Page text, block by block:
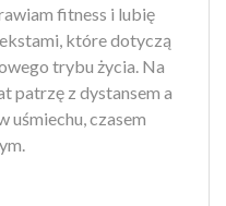
fitness i lubię
które dotyczą
trybu życia. Na
patrzę z dystansem a
uśmiechu, czasem